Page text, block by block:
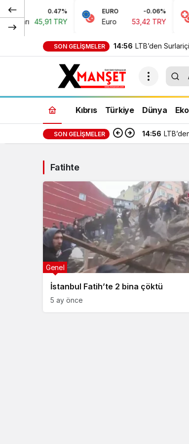
0.47%
45,91 TRY
EURO -0.06%
Euro 53,42 TRY
SON GELIŞMELER 14:56 LTB’den
Kıbrıs Türkiye Dünya
SON GELIŞMELER 14:56
Fatihte
İstanbul Fatih’te 2 bina çöktü
Genel
5 ay önce